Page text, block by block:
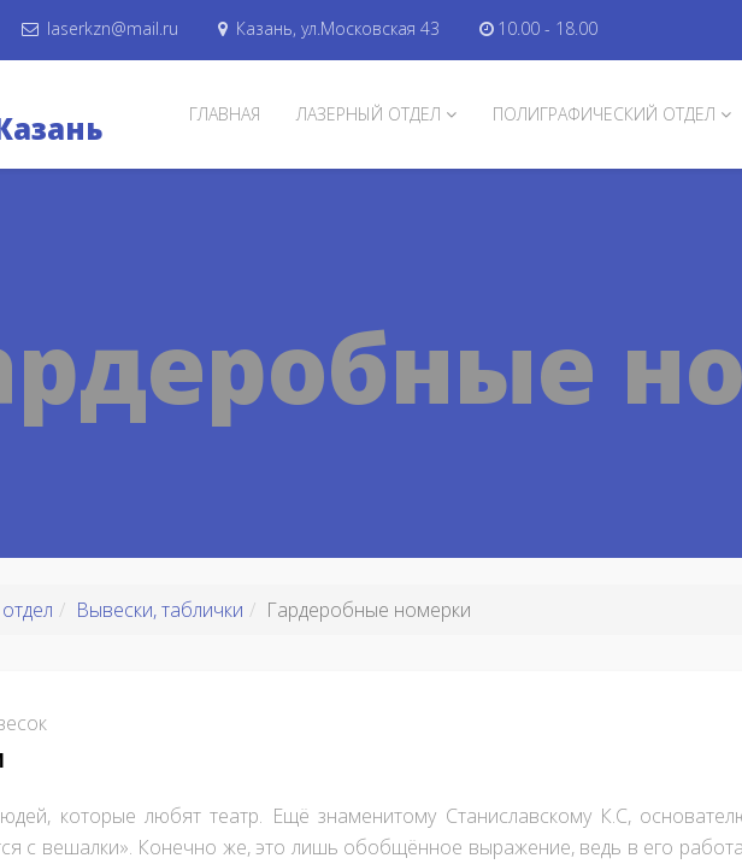
laserkzn@mail.ru Казань, ул.Московская 43 10.00 - 18.00
ГЛАВНАЯ ЛАЗЕРНЫЙ ОТДЕЛ ПОЛИГРАФИЧЕСКИЙ ОТДЕЛ
Вывески, таблички Гардеробные номерки
которые любят театр. Ещё знаменитому Станиславскому К.С,
с вешалки». Конечно же, это лишь обобщённое выражение, ведь в его